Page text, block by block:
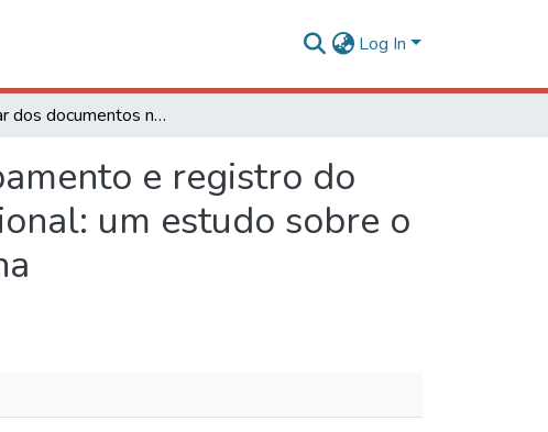
Log In
O lugar dos documentos nos processos de tombamento e registro do Instituto do Patrimônio Histórico e Artístico Nacional: um estudo sobre o arquivo histórico da Casa Setecentista de Mariana
e registro do
um estudo sobre o